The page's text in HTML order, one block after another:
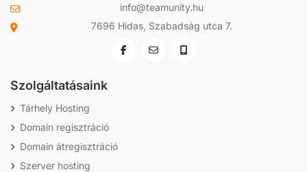
info@teamunity.hu
7696 Hidas, Szabadság utca 7.
Szolgáltatásaink
Tárhely Hosting
Domain regisztráció
Domain átregisztráció
Szerver hosting